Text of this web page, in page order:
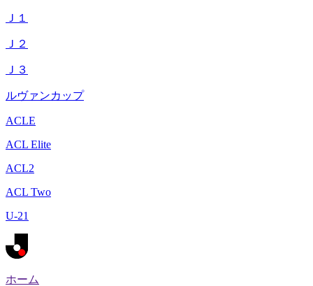
Ｊ１
Ｊ２
Ｊ３
ルヴァンカップ
ACLE
ACL Elite
ACL2
ACL Two
U-21
ホーム